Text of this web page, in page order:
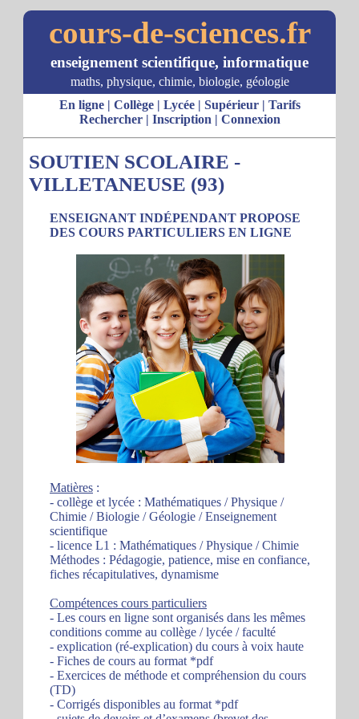
cours-de-sciences.fr
enseignement scientifique, informatique
maths, physique, chimie, biologie, géologie
En ligne| Collège| Lycée| Supérieur| Tarifs
Rechercher| Inscription | Connexion
SOUTIEN SCOLAIRE -
VILLETANEUSE (93)
ENSEIGNANT INDÉPENDANT PROPOSE
DES COURS PARTICULIERS EN LIGNE
Matières :
- collège et lycée : Mathématiques / Physique /
Chimie / Biologie / Géologie / Enseignement
scientifique
- licence L1 : Mathématiques / Physique / Chimie
Méthodes : Pédagogie, patience, mise en confiance,
fiches récapitulatives, dynamisme
Compétences cours particuliers
- Les cours en ligne sont organisés dans les mêmes
conditions comme au collège / lycée / faculté
- explication (ré-explication) du cours à voix haute
- Fiches de cours au format *pdf
- Exercices de méthode et compréhension du cours
(TD)
- Corrigés disponibles au format *pdf